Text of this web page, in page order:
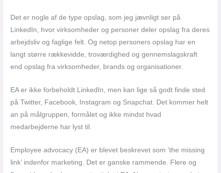
Det er nogle af de type opslag, som jeg jævnligt ser på
LinkedIn, hvor virksomheder og personer deler opslag fra deres
arbejdsliv og faglige felt. Og netop personers opslag har en
langt større rækkevidde, troværdighed og gennemslagskraft
end opslag fra virksomheder, brands og organisationer.
EA er ikke forbeholdt LinkedIn, men kan lige så godt finde sted
på Twitter, Facebook, Instagram og Snapchat. Det kommer helt
an på målgruppen, formålet og ikke mindst hvad
medarbejderne har lyst til.
Employee advocacy (EA) er blevet beskrevet som ’the missing
link’ indenfor marketing. Det er ganske rammende. Flere og